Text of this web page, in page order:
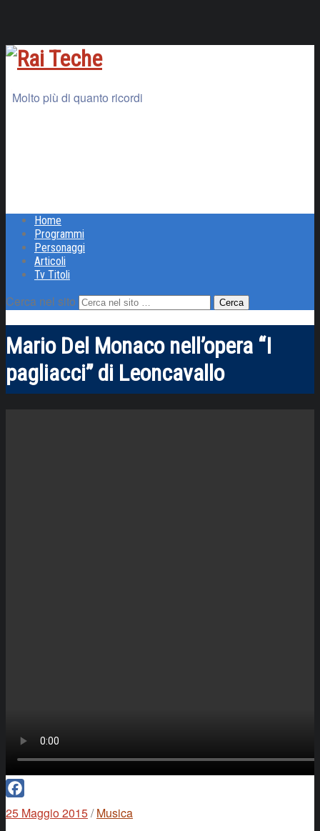
Molto più di quanto ricordi
Home
Programmi
Personaggi
Articoli
Tv Titoli
Cerca nel sito
Mario Del Monaco nell’opera “I
pagliacci” di Leoncavallo
Facebook
25 Maggio 2015/ Musica